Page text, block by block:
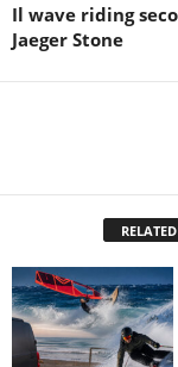
Il wave riding
Jaeger Stone